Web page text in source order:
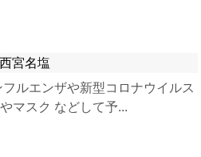
宮名塩
ルエンザや新型コロナウイルス
マスク などして予...